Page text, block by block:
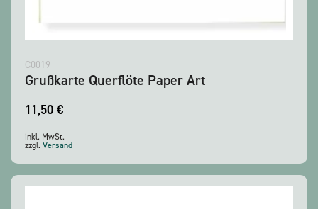
C0019
Grußkarte Querflöte Paper Art
11,50 €
inkl. MwSt.
zzgl. Versand